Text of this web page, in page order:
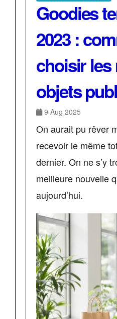
Goodies
2023 :
choisir
objets
9 Aug 2025
On aurait pu rêver
recevoir le même
dernier. On ne s’y
meilleure nouvelle
aujourd’hui.